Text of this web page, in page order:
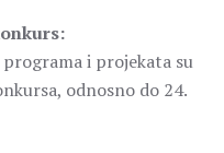
i projekata su
odnosno do 24.